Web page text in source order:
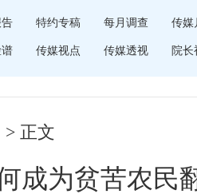
特约专稿 每月调查 传媒
传媒视点 传媒透视 院长
> 正文
成为贫苦农民